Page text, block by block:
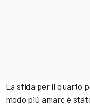
La sfida per il quarto
modo più amaro è